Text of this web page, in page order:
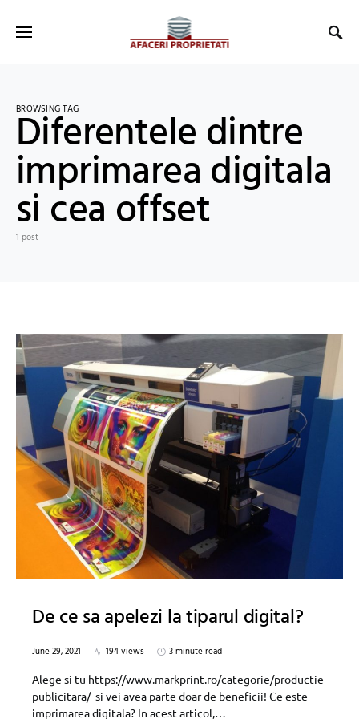
BROWSING TAG
Diferentele dintre
imprimarea digitala
si cea offset
1 post
De ce sa apelezi la tiparul digital?
June 29, 2021 194 views
3 minute read
Alege si tu https://www.markprint.ro/categorie/productie-
publicitara/ si vei avea parte doar de beneficii! Ce este
imprimarea digitala? In acest articol,…